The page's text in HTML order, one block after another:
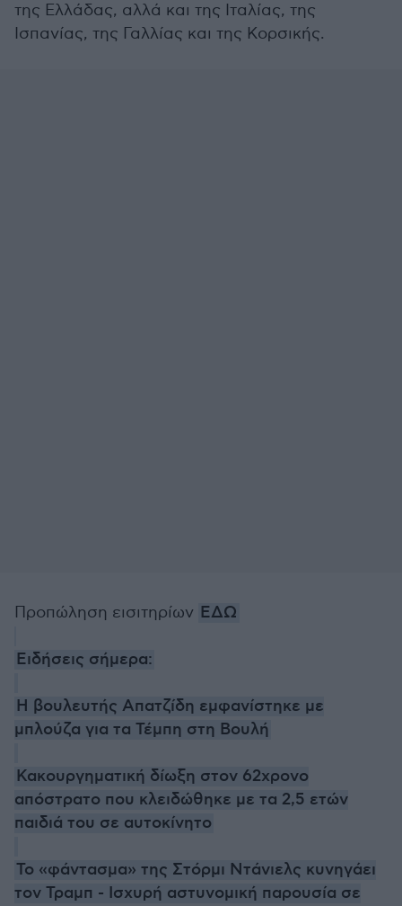
της Ελλάδας, αλλά και της Ιταλίας, της
Ισπανίας, της Γαλλίας και της Κορσικής.
Προπώληση εισιτηρίων ΕΔΩ
Ειδήσεις σήμερα:
Η βουλευτής Απατζίδη εμφανίστηκε με
μπλούζα για τα Τέμπη στη Βουλή
Κακουργηματική δίωξη στον 62χρονο
απόστρατο που κλειδώθηκε με τα 2,5 ετών
παιδιά του σε αυτοκίνητο
Το «φάντασμα» της Στόρμι Ντάνιελς κυνηγάει
τον Τραμπ - Ισχυρή αστυνομική παρουσία σε